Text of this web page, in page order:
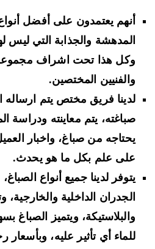
أنهم يعتمدون على أفضل أنواع
المدهشة والجذابة التي ليس لها
وكل هذا تحت اشراف مجموعة
والفنيين المختصين.
لدينا فريق مختص يتم ارساله
صباغته، يتم معاينته ودراسة
يحتاجه من صباغ، واخبار العميل
على علم بكل ما هو يحدث.
يتوفر لدينا جميع أنواع الصباغ،
الجدران الداخلية والخارجية،
والبلاستيكة، ويتميز الصباغ
للماء أي تأثير عليه، وبأسعار